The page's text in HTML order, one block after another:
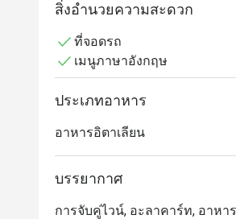
สิ่งอำนวยความสะดวก
ที่จอดรถ
เมนูภาษาอังกฤษ
ประเภทอาหาร
อาหารอิตาเลียน
บรรยากาศ
การจับคู่ไวน์, อะลาคาร์ท, อาหา